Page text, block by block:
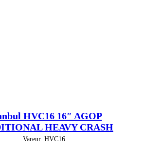
HVC16 16″ AGOP
HEAVY CRASH
Varenr. HVC16